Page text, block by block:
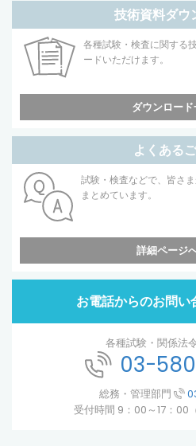
技術資料ダウ
各種試験・検査に関する
ードいただけます。
ダウンロー
よくある
試験・検査などで、皆さ
まとめています。
詳細ページ
お電話からのお問い
各種試験・関係法
03-
総務・管理部門
受付時間 9：00～17：00